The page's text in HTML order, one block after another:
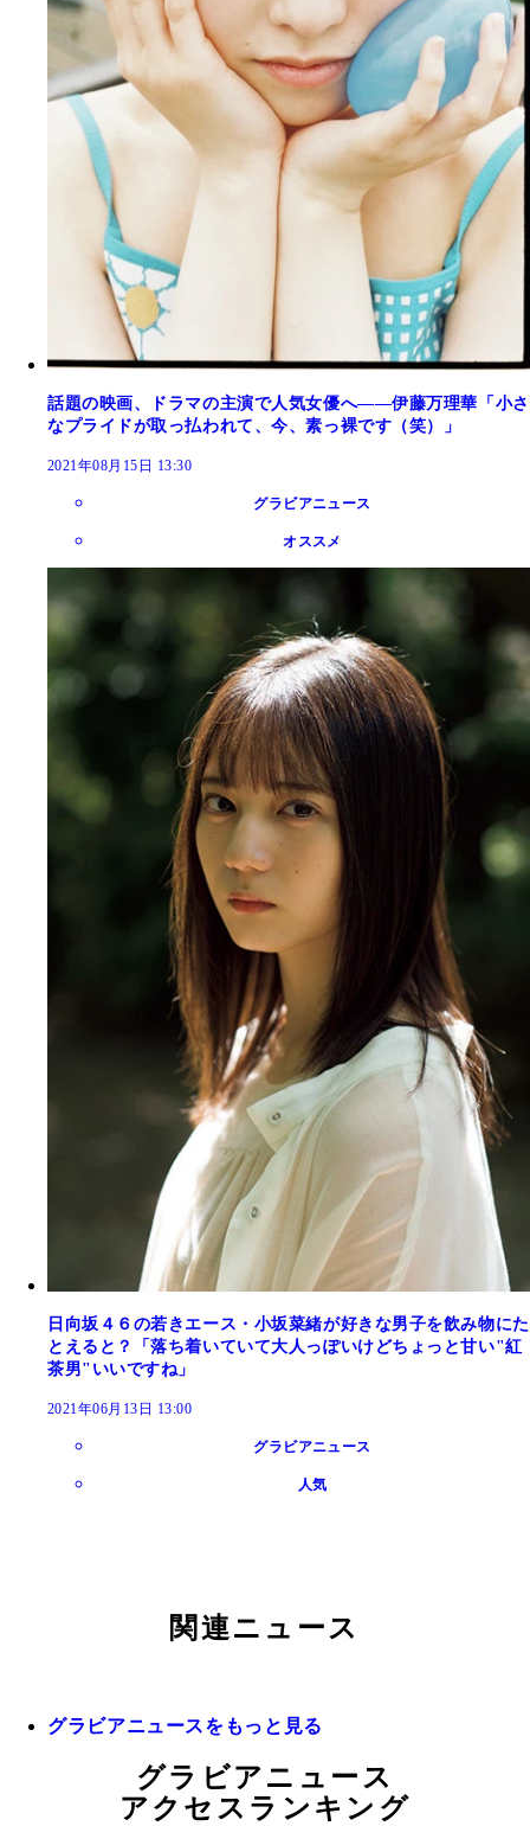
話題の映画、ドラマの主演で人気女優へ――伊藤万理華「小さ
なプライドが取っ払われて、今、素っ裸です（笑）」
2021年08月15日 13:30
グラビアニュース
オススメ
日向坂４６の若きエース・小坂菜緒が好きな男子を飲み物にた
とえると？「落ち着いていて大人っぽいけどちょっと甘い"紅
茶男"いいですね」
2021年06月13日 13:00
グラビアニュース
人気
関連ニュース
グラビアニュースをもっと見る
グラビアニュース
アクセスランキング